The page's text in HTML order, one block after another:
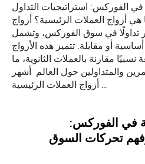
في الفوركس: استراتيجيات التداول
أزواج العملات الرئيسية؟ أزواج
تداولًا في سوق الفوركس، وتشمل
أو مقابلة. تتميز هذه الأزواج
مقارنة بالعملات الثانوية، ما
والمتداولين حول العالم أشهر
أزواج العملات الرئيسية …
في الفوركس:
تحركات السوق